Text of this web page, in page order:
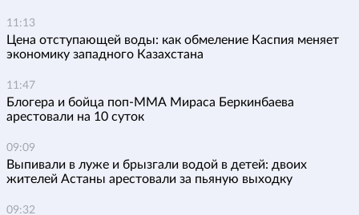
11:13
Цена отступающей воды: как обмеление Каспия меняет
экономику западного Казахстана
11:47
Блогера и бойца поп-ММА Мираса Беркинбаева
арестовали на 10 суток
09:09
Выпивали в луже и брызгали водой в детей: двоих
жителей Астаны арестовали за пьяную выходку
09:32